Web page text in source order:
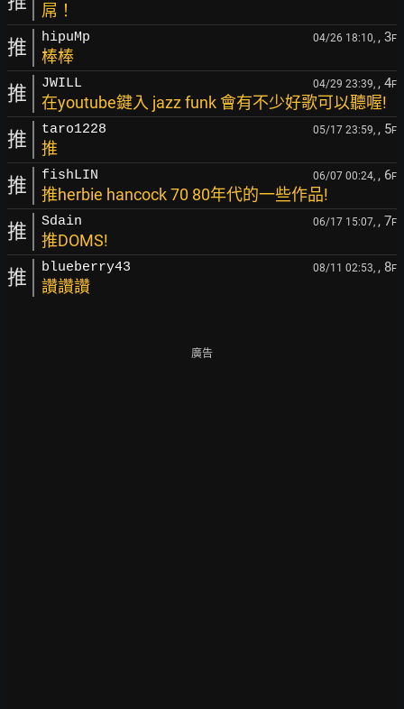
屌！
推 hipuMp 04/26 18:10, , 3F
棒棒
推 JWILL 04/29 23:39, , 4F
在youtube鍵入 jazz funk 會有不少好歌可以聽喔!
推 taro1228 05/17 23:59, , 5F
推
推 fishLIN 06/07 00:24, , 6F
推herbie hancock 70 80年代的一些作品!
推 Sdain 06/17 15:07, , 7F
推DOMS!
推 blueberry43 08/11 02:53, , 8F
讚讚讚
廣告